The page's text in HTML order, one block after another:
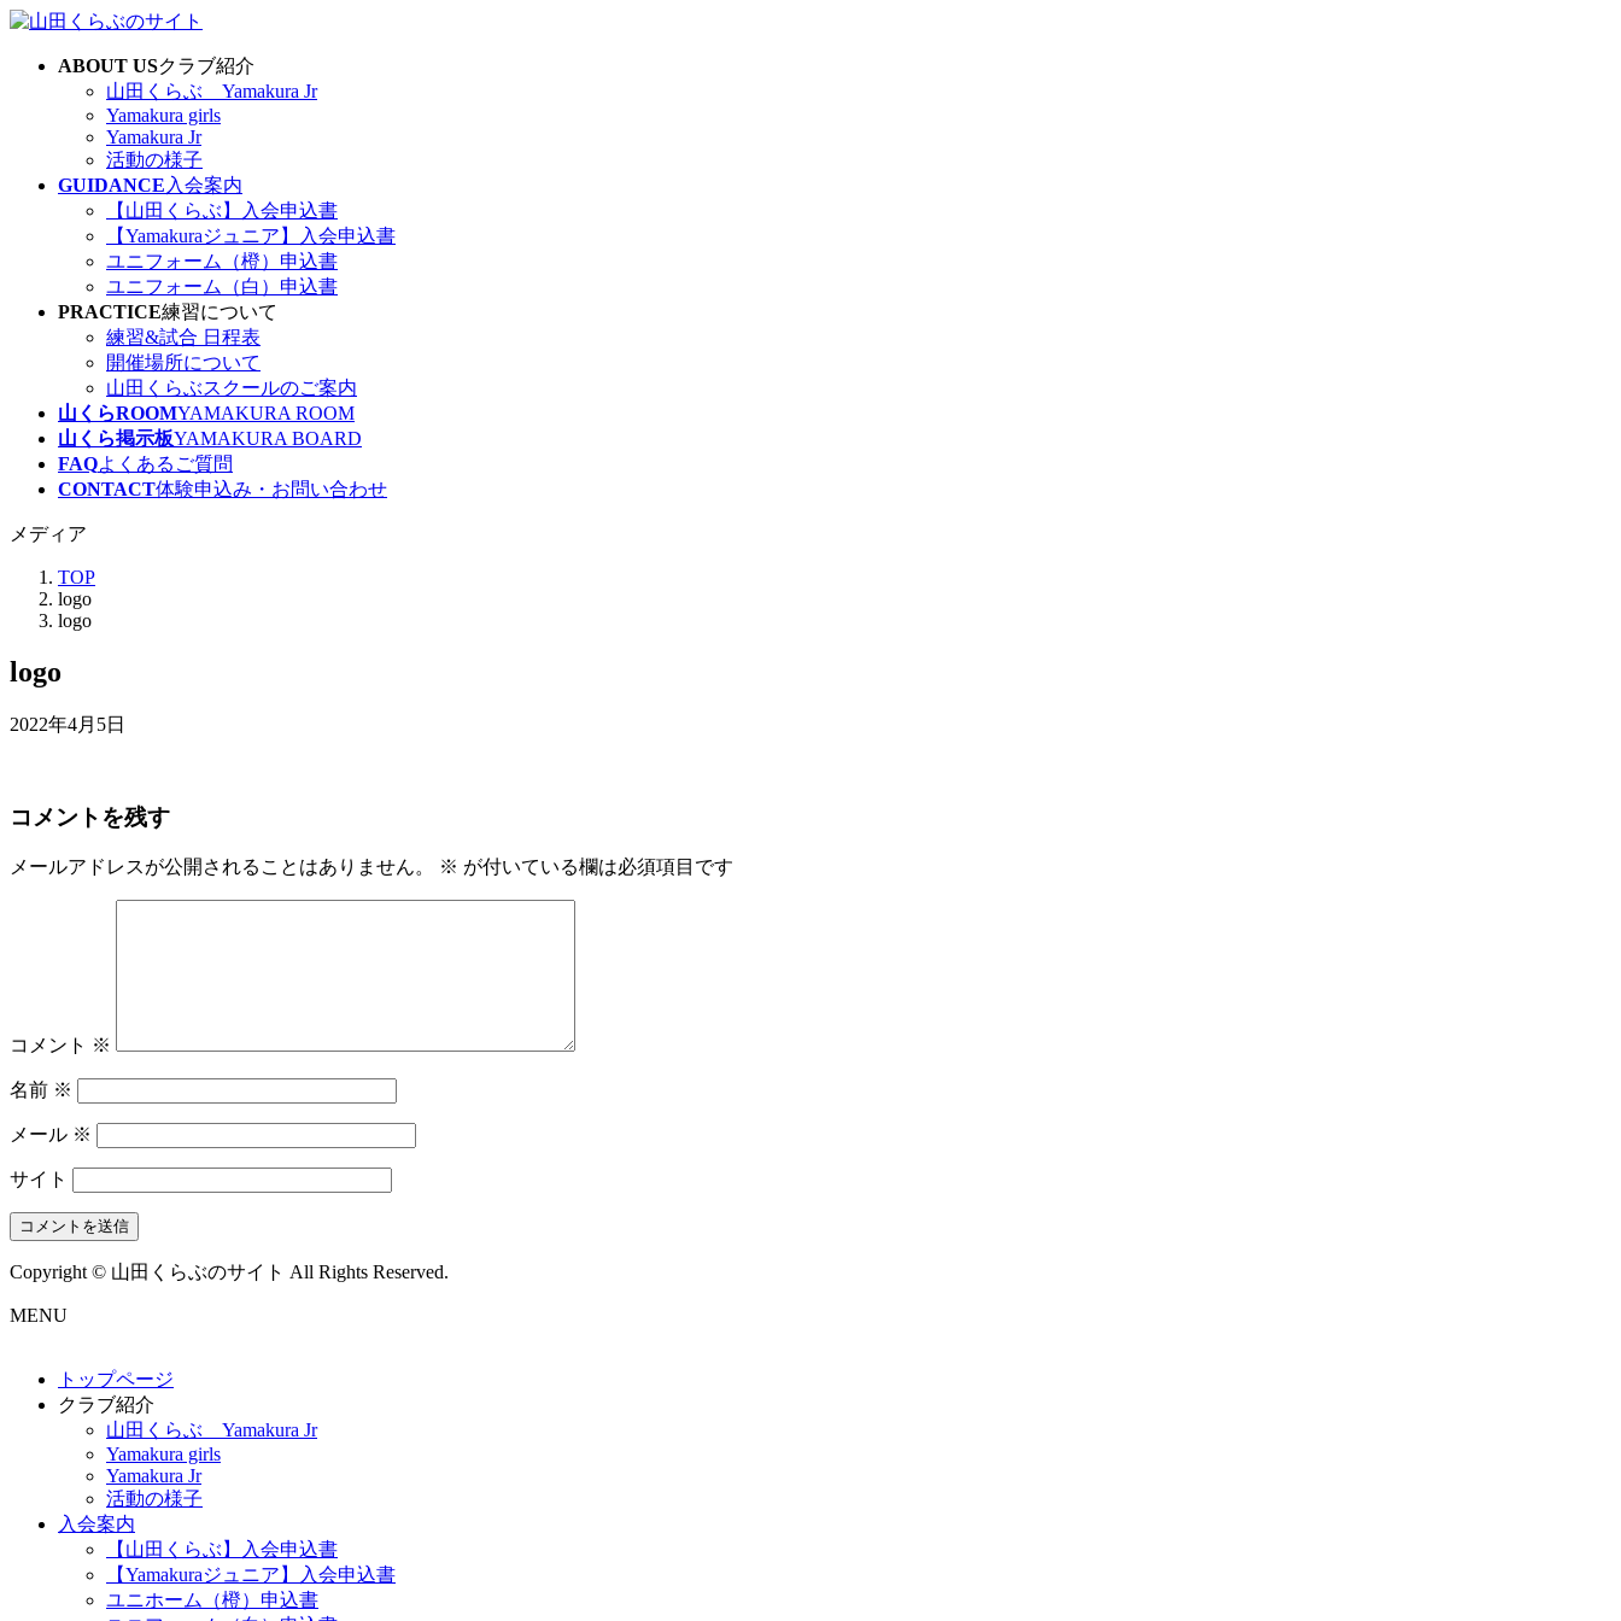
コ
ナ
ABOUT USクラブ紹介
山田くらぶ Yamakura Jr
Yamakura girls
Yamakura Jr
活動の様子
GUIDANCE 入会案内
【山田くらぶ】入会申込書
【Yamakuraジュニア】入会申込書
ユニフォーム（橙）申込書
ユニフォーム（白）申込書
PRACTICE練習について
練習&試合 日程表
開催場所について
山田くらぶスクールのご案内
山くらROOMYAMAKURA ROOM
山くら掲示板YAMAKURA BOARD
FAQよくあるご質問
CONTACT体験申込み・お問い合わせ
メディア
TOP
logo
logo
logo
2022年4月5日
コメントを残す
メールアドレスが公開されることはありません。 ※ が付いている欄は必須項目です
コメント ※
名前 ※
メール ※
サイト
Copyright © 山田くらぶのサイト All Rights Reserved.
MENU
トップページ
クラブ紹介
山田くらぶ Yamakura Jr
Yamakura girls
Yamakura Jr
活動の様子
入会案内
【山田くらぶ】入会申込書
【Yamakuraジュニア】入会申込書
ユニホーム（橙）申込書